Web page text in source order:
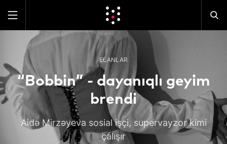
ELANLAR
“Bobbin” - dayanıqlı geyim
brendi
Aidə Mirzəyeva sosial işçi, supervayzor kimi
çalışır